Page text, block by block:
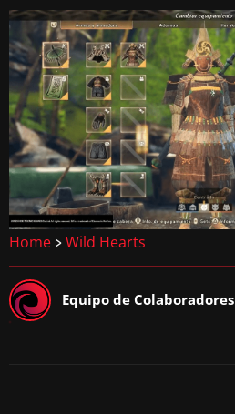
Home > Wild Hearts
Equipo de Colaboradores